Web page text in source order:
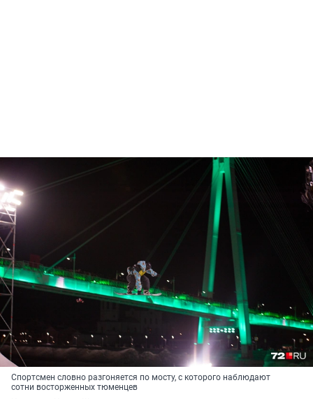
Спортсмен словно разгоняется по мосту, с которого наблюдают
сотни восторженных тюменцев